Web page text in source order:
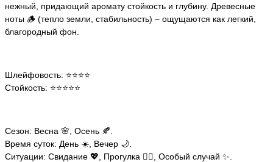
нежный, придающий аромату стойкость и глубину. Древесные
ноты 🪵 (тепло земли, стабильность) – ощущаются как легкий,
благородный фон.
Шлейфовость: ⭐️⭐️⭐️⭐️
Стойкость: ⭐️⭐️⭐️⭐️⭐️
Сезон: Весна 🌸, Осень 🍂.
Время суток: День ☀️, Вечер 🌙.
Ситуации: Свидание 💖, Прогулка 🚶‍♀️, Особый случай ✨.